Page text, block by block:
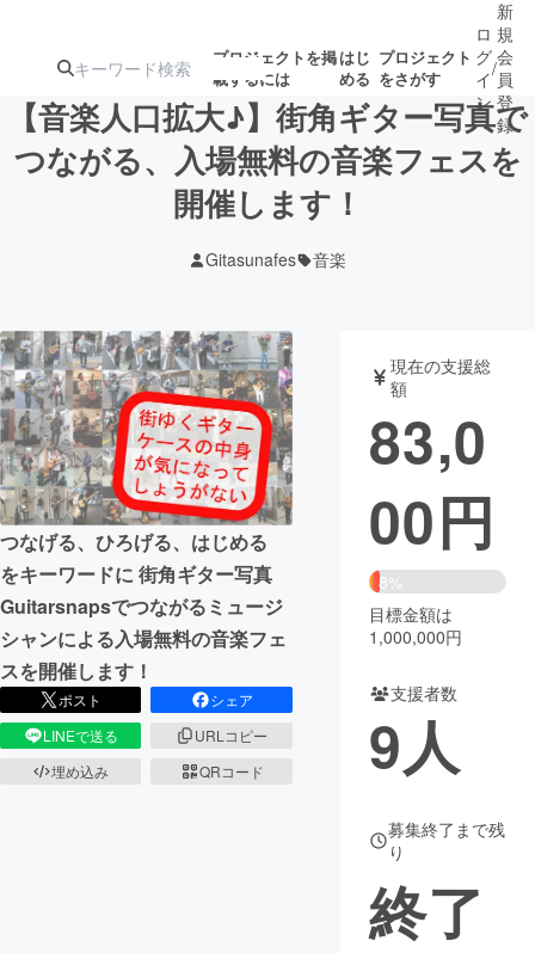
プロジェクトを掲
載するには
はじ
める
プロジェクト
をさがす
注目の新着プロ募集終了が近いプ
ロジェクト
テクノロジー・ガジェット
映像・映画 書籍・雑誌
ビジネス・起業 チャレンジ
まちづくり・地域活性化
CAMPFIRE for Social Good
CAMPFIRE Creation
CAMPFIREふるさと納税machi-ya コミュニティ
ロ
グ
イ
ン
/
新
規
会
員
登
録
【音楽人口拡大♪】街角ギター写真で
つながる、入場無料の音楽フェスを
開催します！
Gitasunafes 音楽
つなげる、ひろげる、はじめる
をキーワードに 街角ギター写真
Guitarsnapsでつながるミュージ
シャンによる入場無料の音楽フェ
スを開催します！
ポスト
シェア
LINEで送る
URLコピー
埋め込み
QRコード
現在の支援総
額
83,0
00円
8%
目標金額は
1,000,000円
支援者数
9人
募集終了まで残
り
終了